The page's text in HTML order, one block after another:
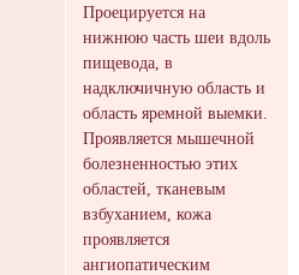
Проецируется на
нижнюю часть шеи вдоль
пищевода, в
надключичную область и
область яремной выемки.
Проявляется мышечной
болезненностью этих
областей, тканевым
взбуханием, кожа
проявляется
ангиопатическим